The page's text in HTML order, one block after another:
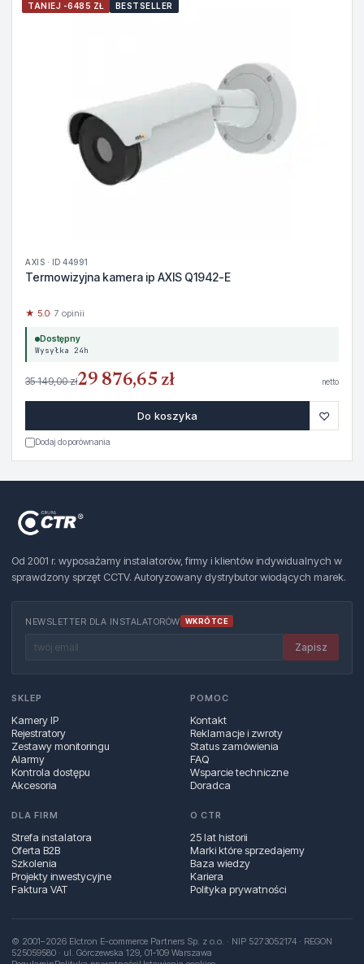
TANIEJ -6485 ZŁ BESTSELLER
AXIS · ID 44991
Termowizyjna kamera ip AXIS Q1942-E
★ 5.0· 7 opinii
Dostępny
Wysyłka 24h
35 149,00 zł29 876,65 zł netto
Do koszyka ♡
Dodaj do porównania
Od 2001 r. wyposażamy instalatorów, firmy i klientów indywidualnych w
sprawdzony sprzęt CCTV. Autoryzowany dystrybutor wiodących marek.
NEWSLETTER DLA INSTALATORÓW WKRÓTCE
Zapisz
SKLEP
Kamery IP
Rejestratory
Zestawy monitoringu
Alarmy
Kontrola dostępu
Akcesoria
POMOC
Kontakt
Reklamacje i zwroty
Status zamówienia
FAQ
Wsparcie techniczne
Doradca
DLA FIRM
Strefa instalatora
Oferta B2B
Szkolenia
Projekty inwestycyjne
Faktura VAT
O CTR
25 lat historii
Marki które sprzedajemy
Baza wiedzy
Kariera
Polityka prywatności
© 2001–2026 Elctron E-commerce Partners Sp. z o.o. · NIP 5273052174 · REGON
525059580 · ul. Górczewska 129, 01‑109 Warszawa